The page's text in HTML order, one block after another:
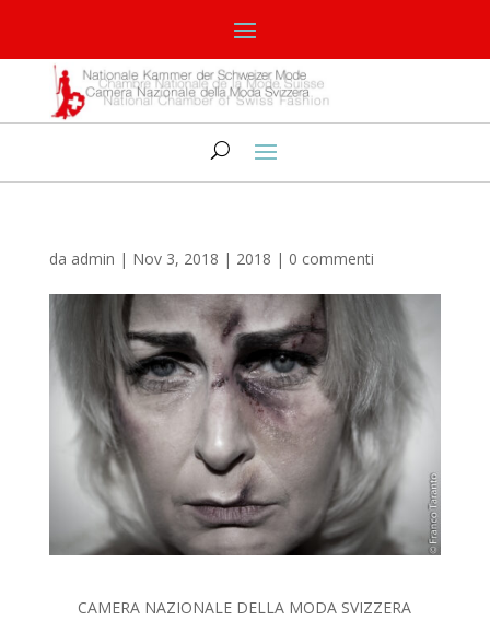
da admin | Nov 3, 2018 | 2018 | 0 commenti
CAMERA NAZIONALE DELLA MODA SVIZZERA